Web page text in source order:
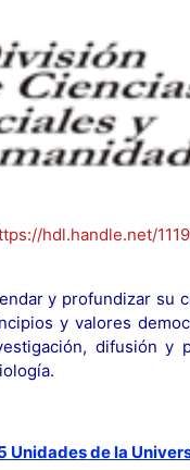
hdl.handle.net/
y profundizar su
y valores
difusión
Unidades de la